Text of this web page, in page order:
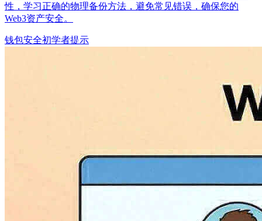
性，学习正确的物理备份方法，避免常见错误，确保您的
Web3资产安全。
钱包安全初学者提示